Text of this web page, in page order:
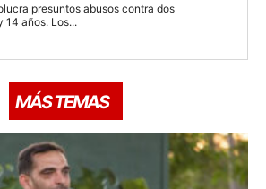
presuntos abusos contra dos
14 años. Los...
MÁS TEMAS